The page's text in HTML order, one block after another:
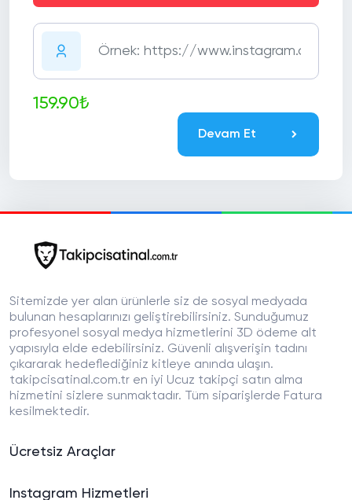
159.90₺
Devam Et
Sitemizde yer alan ürünlerle siz de sosyal medyada
bulunan hesaplarınızı geliştirebilirsiniz. Sunduğumuz
profesyonel sosyal medya hizmetlerini 3D ödeme alt
yapısıyla elde edebilirsiniz. Güvenli alışverişin tadını
çıkararak hedeflediğiniz kitleye anında ulaşın.
takipcisatinal.com.tr en iyi Ucuz takipçi satın alma
hizmetini sizlere sunmaktadır. Tüm siparişlerde Fatura
kesilmektedir.
Ücretsiz Araçlar
Instagram Hizmetleri